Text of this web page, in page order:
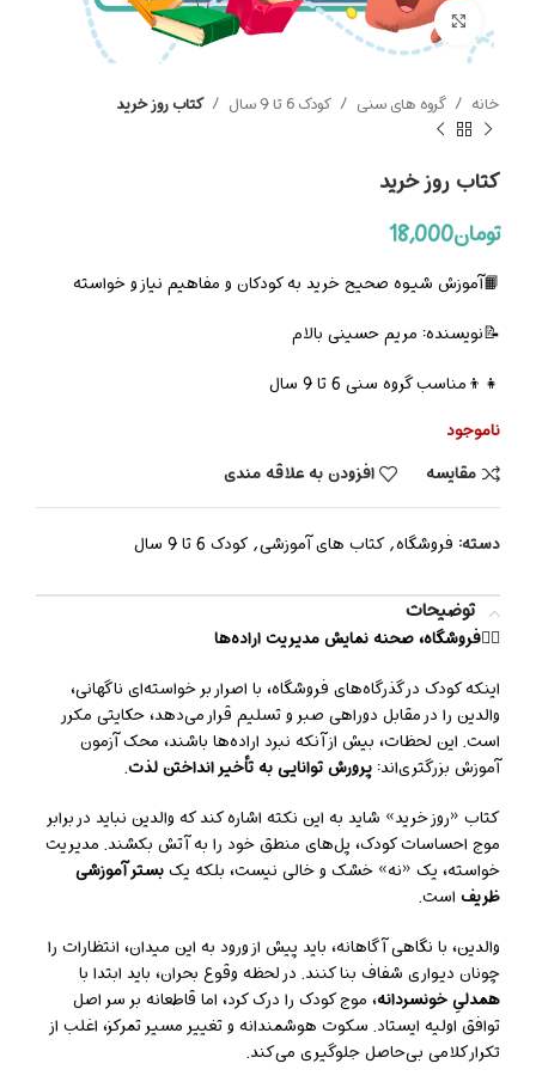
بزرگنمایی تصویر
خانه گروه های سنی کودک 6 تا 9 سال کتاب روز خرید
کتاب روز خرید
تومان18,000
📙آموزش شیوه صحیح خرید به کودکان و مفاهیم نیاز و خواسته
📝نویسنده: مریم حسینی بالام
👧👦مناسب گروه سنی 6 تا 9 سال
ناموجود
مقایسه
افزودن به علاقه مندی
دسته: فروشگاه,کتاب های آموزشی,کودک 6 تا 9 سال
توضیحات
👈🏻فروشگاه، صحنه نمایش مدیریت اراده‌ها
اینکه کودک در گذرگاه‌های فروشگاه، با اصرار بر خواسته‌ای ناگهانی،
والدین را در مقابل دوراهی صبر و تسلیم قرار می‌دهد، حکایتی مکرر
است. این لحظات، بیش از آنکه نبرد اراده‌ها باشند، محک آزمون
آموزش بزرگتری‌اند: پرورش توانایی به تأخیر انداختن لذت.
کتاب «روز خرید» شاید به این نکته اشاره کند که والدین نباید در برابر
موج احساسات کودک، پل‌های منطق خود را به آتش بکشند. مدیریت
خواسته، یک «نه» خشک و خالی نیست، بلکه یکبستر آموزشی
ظریف است.
والدین، با نگاهی آگاهانه، باید پیش از ورود به این میدان، انتظارات را
چونان دیواری شفاف بنا کنند. در لحظه وقوع بحران، باید ابتدا با
همدلیِ خونسردانه، موج کودک را درک کرد، اما قاطعانه بر سر اصل
توافق اولیه ایستاد. سکوت هوشمندانه و تغییر مسیر تمرکز، اغلب از
تکرار کلامی بی‌حاصل جلوگیری می‌کند.